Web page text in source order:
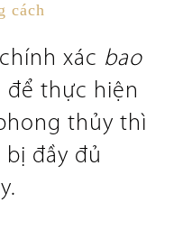
cách
xác bao
để thực hiện
thủy thì
đầy đủ